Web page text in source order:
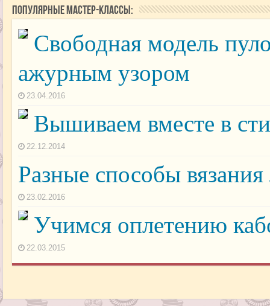
Популярные мастер-классы:
Свободная модель
ажурным узором
23.04.2016
Вышиваем вместе в
22.12.2014
Разные способы
23.02.2016
Учимся оплетению
22.03.2015